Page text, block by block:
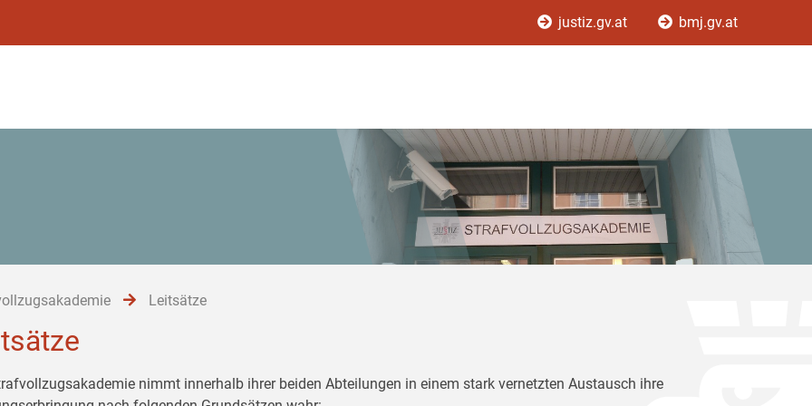
justiz.gv.at bmj.gv.at
Leitsätze
nimmt innerhalb ihrer beiden Abteilungen in einem stark vernetzten Austausch ihre